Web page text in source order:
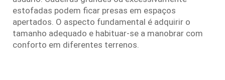
estofadas podem ficar presas em espaços
apertados. O aspecto fundamental é adquirir o
tamanho adequado e habituar-se a manobrar com
conforto em diferentes terrenos.